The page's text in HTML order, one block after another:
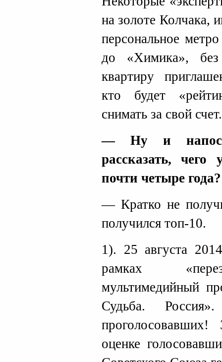
на золоте Колчака,
персональное
до «Химика», без
квартиру
кто будет
снимать за свой счет.
— Ну и
рассказать, чего
почти четыре года?
— Кратко не
получился топ-10.
1). 25 августа
рамках
мультимедийный
Судьба.
оценке